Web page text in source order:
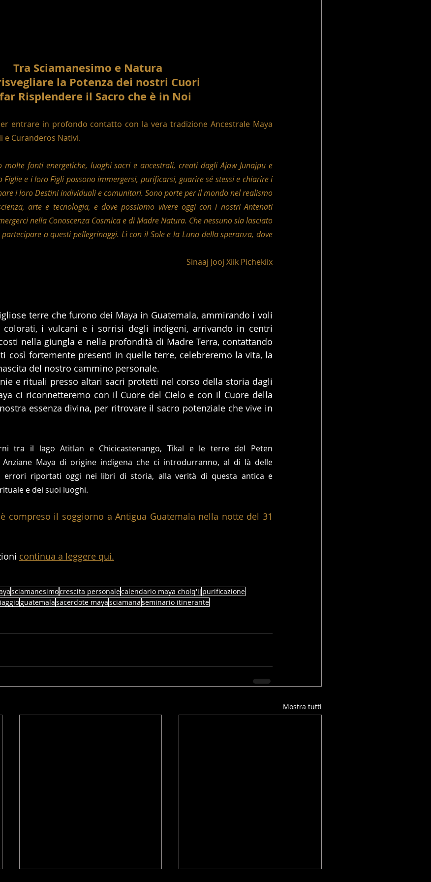
Tra Sciamanesimo e Natura
la Potenza dei nostri Cuori
Risplendere il Sacro che è in Noi
entrare in profondo contatto con la vera tradizione Ancestrale Maya
e Curanderos Nativi.
molte fonti energetiche, luoghi sacri e ancestrali, creati dagli Ajaw Junajpu e
e i loro Figli possono immergersi, purificarsi, guarire sé stessi e chiarire i
i loro Destini individuali e comunitari. Sono porte per il mondo nel realismo
arte e tecnologia, e dove possiamo vivere oggi con i nostri Antenati
nella Conoscenza Cosmica e di Madre Natura. Che nessuno sia lasciato
a questi pellegrinaggi. Lì con il Sole e la Luna della speranza, dove
Sinaaj Jooj Xiik Pichekiix
terre che furono dei Maya in Guatemala, ammirando i voli
i vulcani e i sorrisi degli indigeni, arrivando in centri
nella giungla e nella profondità di Madre Terra, contattando
così fortemente presenti in quelle terre, celebreremo la vita, la
del nostro cammino personale.
e rituali presso altari sacri protetti nel corso della storia dagli
ci riconnetteremo con il Cuore del Cielo e con il Cuore della
essenza divina, per ritrovare il sacro potenziale che vive in
tra il lago Atitlan e Chicicastenango, Tikal e le terre del Peten
Maya di origine indigena che ci introdurranno, al di là delle
errori riportati oggi nei libri di storia, alla verità di questa antica e
e dei suoi luoghi.
compreso il soggiorno a Antigua Guatemala nella notte del 31
continua a leggere qui.
sciamanesimocrescita personalecalendario maya cholq'ij purificazione
guatemalasacerdote mayasciamanaseminario itinerante
Mostra tutti